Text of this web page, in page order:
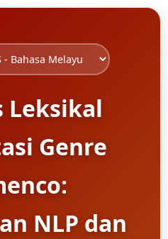
Leksikal
Genre
NLP dan